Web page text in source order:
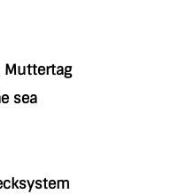
Muttertag
sea